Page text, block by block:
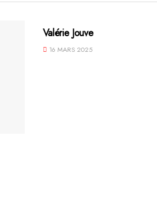
Valérie Jouve
16 MARS 2025